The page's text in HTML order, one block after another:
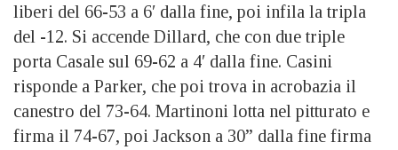
liberi del 66-53 a 6′ dalla fine, poi infila la tripla
del -12. Si accende Dillard, che con due triple
porta Casale sul 69-62 a 4′ dalla fine. Casini
risponde a Parker, che poi trova in acrobazia il
canestro del 73-64. Martinoni lotta nel pitturato e
firma il 74-67, poi Jackson a 30” dalla fine firma